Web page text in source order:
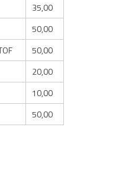
35,00
50,00
50,00
20,00
10,00
50,00